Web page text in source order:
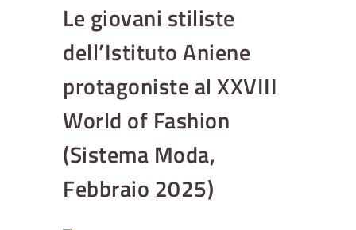
Le giovani stiliste
dell’Istituto Aniene
protagoniste al XXVIII
World of Fashion
(Sistema Moda,
Febbraio 2025)